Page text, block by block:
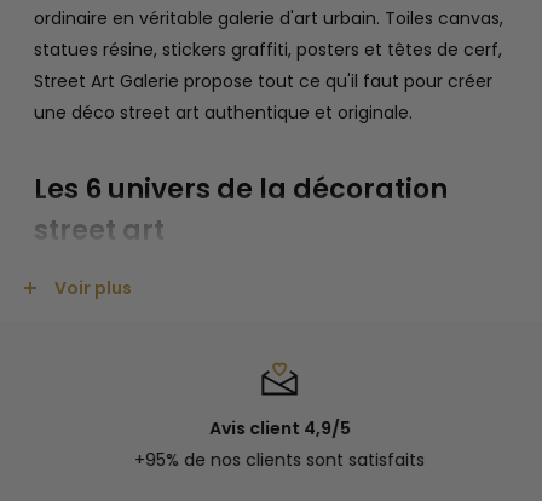
ordinaire en véritable galerie d'art urbain. Toiles canvas,
statues résine, stickers graffiti, posters et têtes de cerf,
Street Art Galerie propose tout ce qu'il faut pour créer
une déco street art authentique et originale.
Les 6 univers de la décoration
street art
Notre collection de
impressions haute définition sur
toile canvas avec des reproductions de Banksy,
Basquiat, Keith Haring et d'autres artistes urbains.
Voir plus
Avis client 4,9/5
+95% de nos clients sont satisfaits